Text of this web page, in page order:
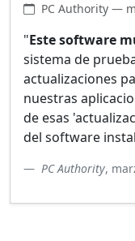
PC Authority —
"Este software
sistema de
actualizaciones
nuestras
de esas
del software
PC Authority,